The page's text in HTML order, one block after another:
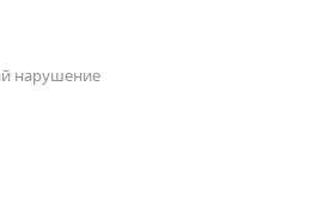
нарушение